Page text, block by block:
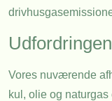
Vores nuværende
kul, olie og